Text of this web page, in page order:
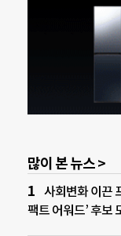
많이 본 뉴스 >
사회변화 이끈
팩트 어워드’ 후보